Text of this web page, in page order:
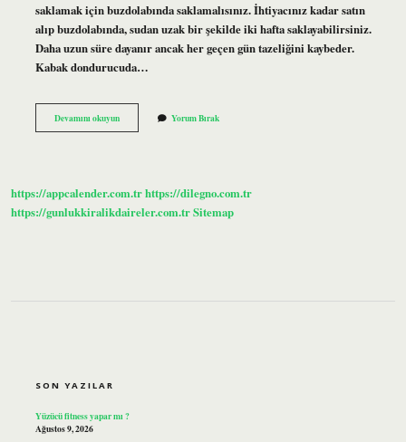
saklamak için buzdolabında saklamalısınız. İhtiyacınız kadar satın
alıp buzdolabında, sudan uzak bir şekilde iki hafta saklayabilirsiniz.
Daha uzun süre dayanır ancak her geçen gün tazeliğini kaybeder.
Kabak dondurucuda…
Devamını okuyunDilimlenmiş
Bal
Yorum Bırak
https://appcalender.com.trhttps://dilegno.com.tr
https://gunlukkiralikdaireler.com.trSitemap
SON YAZILAR
Yüzücü fitness yapar mı ?
Ağustos 9, 2026